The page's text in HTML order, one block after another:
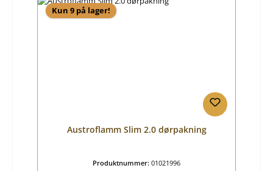
Kun 9 på lager!
Austroflamm Slim 2.0 dørpakning
Produktnummer: 01021996